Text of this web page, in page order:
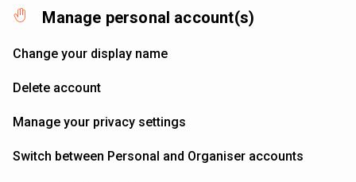
Manage personal account(s)
Change your display name
Delete account
Manage your privacy settings
Switch between Personal and Organiser accounts